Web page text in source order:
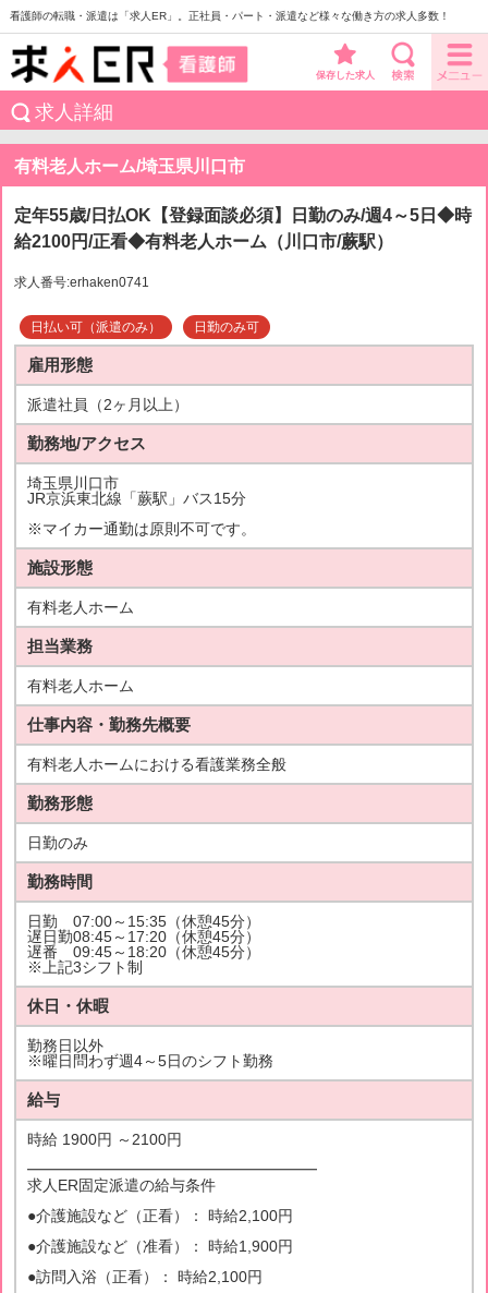
看護師の転職・派遣は「求人ER」。正社員・パート・派遣など様々な働き方の求人多数！
保存した求人
求人詳細
有料老人ホーム/埼玉県川口市
定年55歳/日払OK【登録面談必須】日勤のみ/週4～5日◆時
給2100円/正看◆有料老人ホーム（川口市/蕨駅）
求人番号:erhaken0741
日払い可（派遣のみ） 日勤のみ可
雇用形態
派遣社員（2ヶ月以上）
勤務地/アクセス
埼玉県川口市
JR京浜東北線「蕨駅」バス15分
※マイカー通勤は原則不可です。
施設形態
有料老人ホーム
担当業務
有料老人ホーム
仕事内容・勤務先概要
有料老人ホームにおける看護業務全般
勤務形態
日勤のみ
勤務時間
日勤 07:00～15:35（休憩45分）
遅日勤08:45～17:20（休憩45分）
遅番 09:45～18:20（休憩45分）
※上記3シフト制
休日・休暇
勤務日以外
※曜日問わず週4～5日のシフト勤務
給与
時給 1900円 ～2100円
━━━━━━━━━━━━━━━━━━━
求人ER固定派遣の給与条件
●介護施設など（正看）： 時給2,100円
●介護施設など（准看）： 時給1,900円
●訪問入浴（正看）： 時給2,100円